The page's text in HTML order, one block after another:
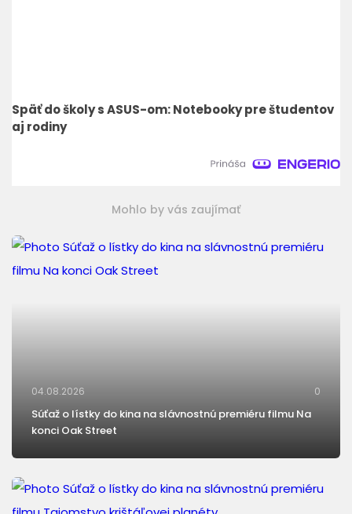
Späť do školy s ASUS-om: Notebooky pre študentov
aj rodiny
Mohlo by vás zaujímať
04.08.2026 0
Súťaž o lístky do kina na slávnostnú premiéru filmu Na
konci Oak Street